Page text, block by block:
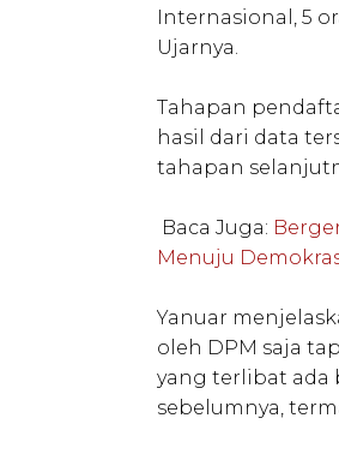
Internasional, 5
Ujarnya.
Tahapan
hasil dari data
tahapan
Baca Juga:
Menuju
Yanuar
oleh DPM saja
yang terlibat ada
sebelumnya,